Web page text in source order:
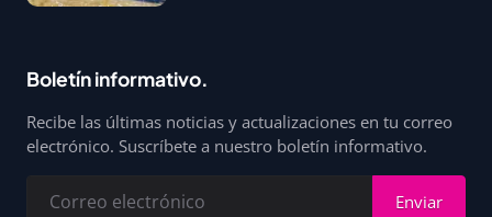
Boletín informativo.
Recibe las últimas noticias y actualizaciones en tu correo
electrónico. Suscríbete a nuestro boletín informativo.
Enviar